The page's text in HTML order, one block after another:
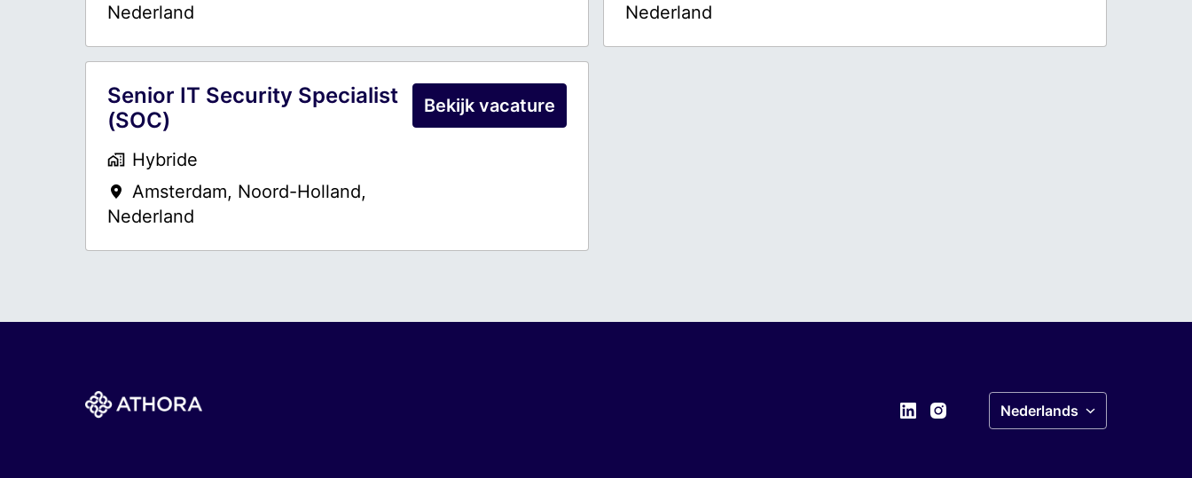
Nederland
Nederland
Senior IT Security Specialist
(SOC)
Hybride
Amsterdam, Noord-Holland,
Nederland
Bekijk vacature
Homepagina
Nederlands